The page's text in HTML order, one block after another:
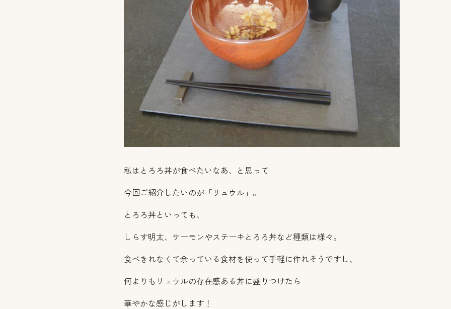
私はとろろ丼が食べたいなあ、と思って
今回ご紹介したいのが「リュウル」。
とろろ丼といっても、
しらす明太、サーモンやステーキとろろ丼など種類は様々。
食べきれなくて余っている食材を使って手軽に作れそうですし、
何よりもリュウルの存在感ある丼に盛りつけたら
華やかな感じがします！